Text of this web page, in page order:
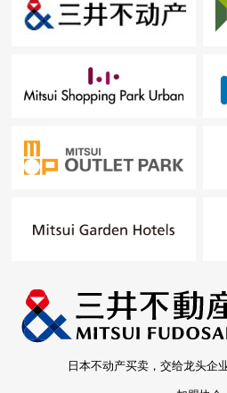
日本不动产买卖，交给龙头企